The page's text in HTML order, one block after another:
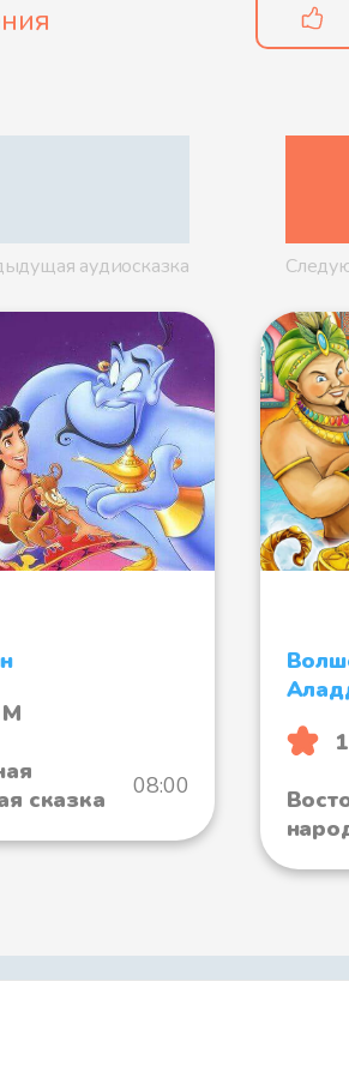
аудиосказка
М
сказка
08:00